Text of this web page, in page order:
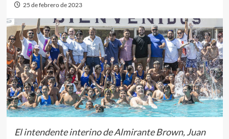
25 de febrero de 2023
El intendente interino de Almirante Brown, Juan